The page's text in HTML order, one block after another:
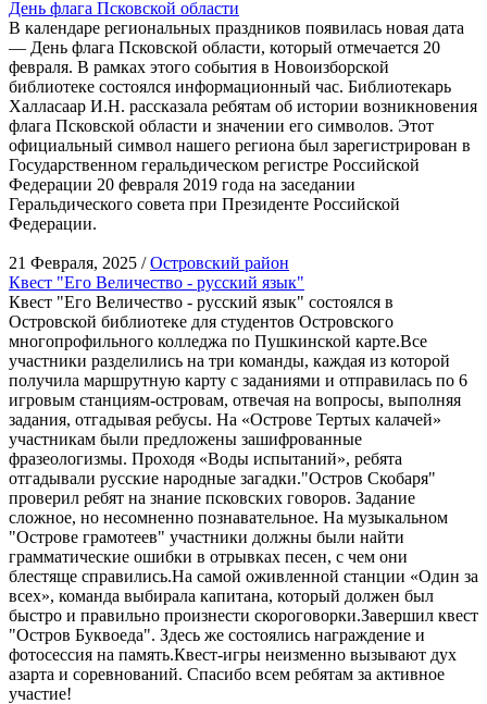
День флага Псковской области
В календаре региональных праздников появилась новая дата
— День флага Псковской области, который отмечается 20
февраля. В рамках этого события в Новоизборской
библиотеке состоялся информационный час. Библиотекарь
Халласаар И.Н. рассказала ребятам об истории возникновения
флага Псковской области и значении его символов. Этот
официальный символ нашего региона был зарегистрирован в
Государственном геральдическом регистре Российской
Федерации 20 февраля 2019 года на заседании
Геральдического совета при Президенте Российской
Федерации.
21 Февраля, 2025 /Островский район
Квест "Его Величество - русский язык"
Квест "Его Величество - русский язык" состоялся в
Островской библиотеке для студентов Островского
многопрофильного колледжа по Пушкинской карте.Все
участники разделились на три команды, каждая из которой
получила маршрутную карту с заданиями и отправилась по 6
игровым станциям-островам, отвечая на вопросы, выполняя
задания, отгадывая ребусы. На «Острове Тертых калачей»
участникам были предложены зашифрованные
фразеологизмы. Проходя «Воды испытаний», ребята
отгадывали русские народные загадки."Остров Скобаря"
проверил ребят на знание псковских говоров. Задание
сложное, но несомненно познавательное. На музыкальном
"Острове грамотеев" участники должны были найти
грамматические ошибки в отрывках песен, с чем они
блестяще справились.На самой оживленной станции «Один за
всех», команда выбирала капитана, который должен был
быстро и правильно произнести скороговорки.Завершил квест
"Остров Буквоеда". Здесь же состоялись награждение и
фотосессия на память.Квест-игры неизменно вызывают дух
азарта и соревнований. Спасибо всем ребятам за активное
участие!